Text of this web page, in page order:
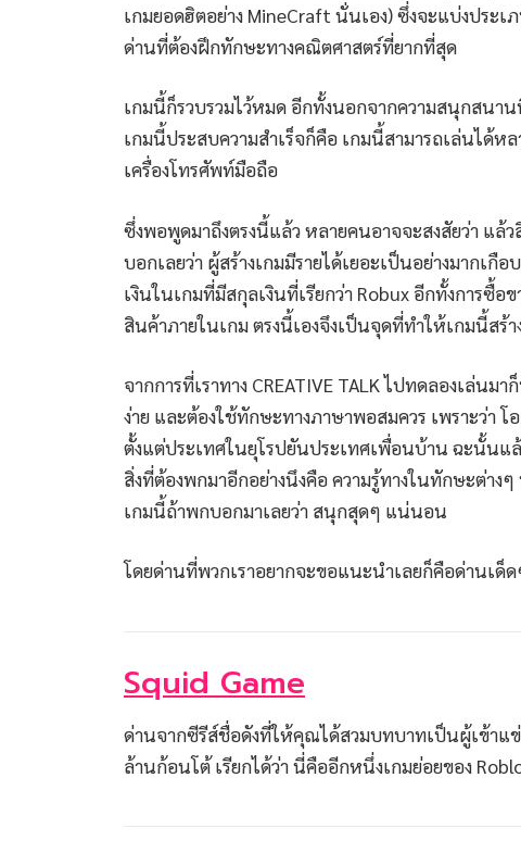
เกมยอดฮิตอย่าง MineCraft นั่นเอง) ซึ่งจะแบ่งประ
ด่านที่ต้องฝึกทักษะทางคณิตศาสตร์ที่ยากที่สุด
เกมนี้ก็รวบรวมไว้หมด อีกทั้งนอกจากความสนุกสนา
เกมนี้ประสบความสำเร็จก็คือ เกมนี้สามารถเล่นได้
เครื่องโทรศัพท์มือถือ
ซึ่งพอพูดมาถึงตรงนี้แล้ว หลายคนอาจจะสงสัยว่า แล้
บอกเลยว่า ผู้สร้างเกมมีรายได้เยอะเป็นอย่างมากเ
เงินในเกมที่มีสกุลเงินที่เรียกว่า Robux อีกทั้งการซื้
สินค้าภายในเกม ตรงนี้เองจึงเป็นจุดที่ทำให้เกมนี้สร้า
จากการที่เราทาง CREATIVE TALK ไปทดลองเล่น
ง่าย และต้องใช้ทักษะทางภาษาพอสมควร เพราะว่า
ตั้งแต่ประเทศในยุโรปยันประเทศเพื่อนบ้าน ฉะนั้น
สิ่งที่ต้องพกมาอีกอย่างนึงคือ ความรู้ทางในทักษะต่า
เกมนี้ถ้าพกบอกมาเลยว่า สนุกสุดๆ แน่นอน
โดยด่านที่พวกเราอยากจะขอแนะนำเลยก็คือด่านเด็
Squid Game
ด่านจากซีรีส์ชื่อดังที่ให้คุณได้สวมบทบาทเป็นผู้เข้าแ
ล้านก้อนโต้ เรียกได้ว่า นี่คืออีกหนึ่งเกมย่อยของ